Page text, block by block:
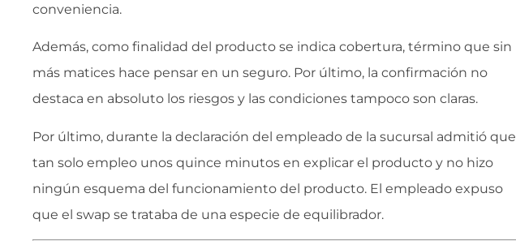
conveniencia.
Además, como finalidad del producto se indica cobertura, término que sin
más matices hace pensar en un seguro. Por último, la confirmación no
destaca en absoluto los riesgos y las condiciones tampoco son claras.
Por último, durante la declaración del empleado de la sucursal admitió que
tan solo empleo unos quince minutos en explicar el producto y no hizo
ningún esquema del funcionamiento del producto. El empleado expuso
que el swap se trataba de una especie de equilibrador.